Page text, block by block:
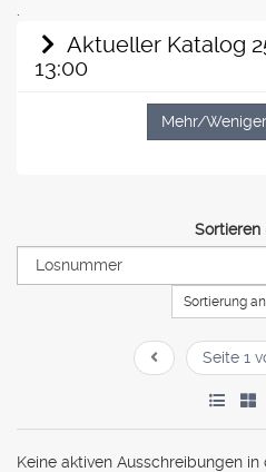
Aktueller Katalog
13:00
Mehr/
Sortieren
Sortierung
Seite 1
Keine aktiven Ausschreibungen